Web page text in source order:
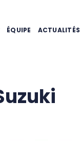
ÉQUIPE ACTUALITÉS